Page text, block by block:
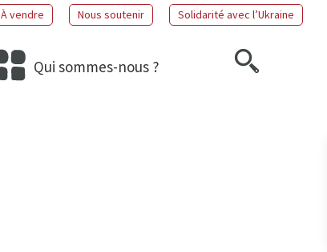
À vendre Nous soutenir Solidarité avec l’Ukraine
Qui sommes-nous ?